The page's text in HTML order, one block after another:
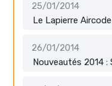
25/01/2014
Le Lapierre
26/01/2014
Nouveautés 2014 :